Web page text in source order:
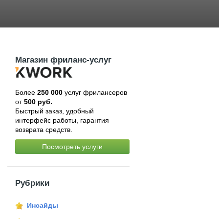
Магазин фриланс-услуг
Более 250 000услуг фрилансеров
от500 руб.
Быстрый заказ, удобный
интерфейс работы, гарантия
возврата средств.
Посмотреть услуги
Рубрики
Инсайды